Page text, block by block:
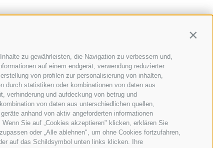
zu gewährleisten, die Navigation zu verbessern und,
auf einem endgerät, verwendung reduzierter
von profilen zur personalisierung von inhalten,
durch statistiken oder kombinationen von daten aus
verhinderung und aufdeckung von betrug und
von daten aus unterschiedlichen quellen,
anhand von aktiv angeforderten informationen
Sie auf „Cookies akzeptieren" klicken, erklären Sie
oder „Alle ablehnen", um ohne Cookies fortzufahren,
auf das Schildsymbol unten links klicken. Ihre